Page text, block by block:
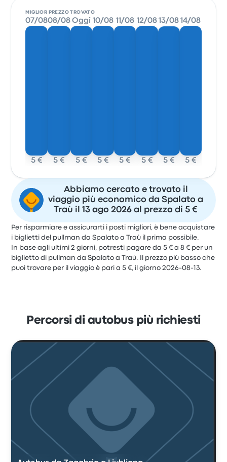
MIGLIOR PREZZO TROVATO
07/08
5 €
08/08
5 €
Oggi
5 €
10/08
5 €
11/08
5 €
12/08
5 €
13/08
5 €
14/08
5 €
Abbiamo cercato e trovato il
viaggio più economico da Spalato a
Traù il 13 ago 2026 al prezzo di 5 €
Per risparmiare e assicurarti i posti migliori, è bene acquistare
i biglietti del pullman da Spalato a Traù il prima possibile.
In base agli ultimi 2 giorni, potresti pagare da 5 € a 8 € per un
biglietto di pullman da Spalato a Traù. Il prezzo più basso che
puoi trovare per il viaggio è pari a 5 €, il giorno 2026-08-13.
Percorsi di autobus più richiesti